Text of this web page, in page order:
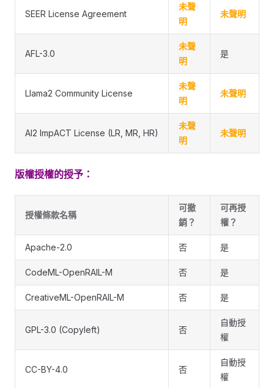
SEER License Agreement
未聲
明
未聲明
AFL-3.0
未聲
明
是
Llama2 Community License
未聲
明
未聲明
AI2 ImpACT License (LR, MR, HR)
未聲
明
未聲明
版權授權的授予：
授權條款名稱
可撤
銷？
可再授
權？
Apache-2.0 否 是
CodeML-OpenRAIL-M 否 是
CreativeML-OpenRAIL-M 否 是
GPL-3.0 (Copyleft) 否
自動授
權
CC-BY-4.0 否
自動授
權